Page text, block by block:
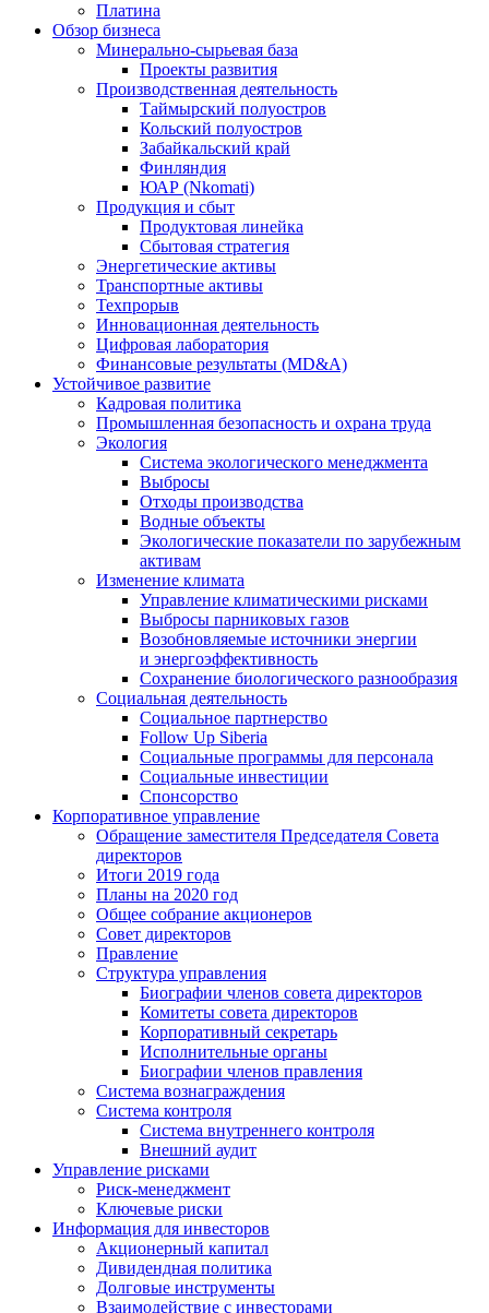
Платина
Обзор бизнеса
Минерально-сырьевая база
Проекты развития
Производственная деятельность
Таймырский полуостров
Кольский полуостров
Забайкальский край
Финляндия
ЮАР (Nkomati)
Продукция и сбыт
Продуктовая линейка
Сбытовая стратегия
Энергетические активы
Транспортные активы
Техпрорыв
Инновационная деятельность
Цифровая лаборатория
Финансовые результаты (MD&A)
Устойчивое развитие
Кадровая политика
Промышленная безопасность и охрана труда
Экология
Система экологического менеджмента
Выбросы
Отходы производства
Водные объекты
Экологические показатели по зарубежным
активам
Изменение климата
Управление климатическими рисками
Выбросы парниковых газов
Возобновляемые источники энергии
и энергоэффективность
Сохранение биологического разнообразия
Социальная деятельность
Социальное партнерство
Follow Up Siberia
Социальные программы для персонала
Социальные инвестиции
Спонсорство
Корпоративное управление
Обращение заместителя Председателя Совета
директоров
Итоги 2019 года
Планы на 2020 год
Общее собрание акционеров
Совет директоров
Правление
Структура управления
Биографии членов совета директоров
Комитеты совета директоров
Корпоративный секретарь
Исполнительные органы
Биографии членов правления
Система вознаграждения
Система контроля
Система внутреннего контроля
Внешний аудит
Управление рисками
Риск-менеджмент
Ключевые риски
Информация для инвесторов
Акционерный капитал
Дивидендная политика
Долговые инструменты
Взаимодействие с инвеcторами